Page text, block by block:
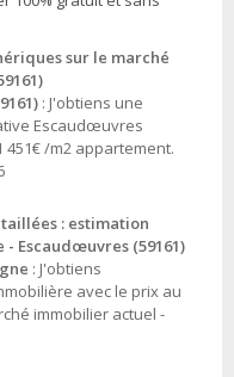
sur le marché
: J'obtiens une
Escaudœuvres
451€ /m2 appartement.
: estimation
(59161)
: J'obtiens
avec le prix au
immobilier actuel -